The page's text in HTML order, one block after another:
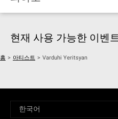
현재 사용 가능한 이벤
홈 > 아티스트 > Varduhi Yeritsyan